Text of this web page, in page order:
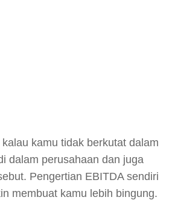
kamu tidak berkutat dalam
dalam perusahaan dan juga
Pengertian EBITDA sendiri
membuat kamu lebih bingung.